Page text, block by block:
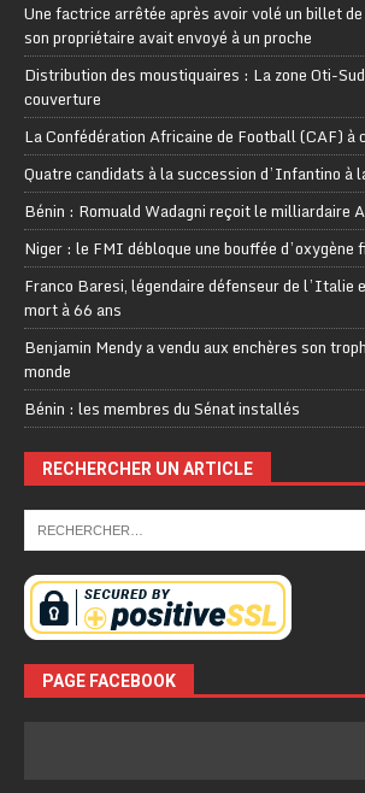
Une factrice arrêtée après avoir volé un billet
son propriétaire avait envoyé à un proche
Distribution des moustiquaires : La zone Oti-
couverture
La Confédération Africaine de Football (CAF)
Quatre candidats à la succession d’Infantino à
Bénin : Romuald Wadagni reçoit le milliardaire
Niger : le FMI débloque une bouffée d’oxygène
Franco Baresi, légendaire défenseur de l’Italie
mort à 66 ans
Benjamin Mendy a vendu aux enchères son
monde
Bénin : les membres du Sénat installés
RECHERCHER UN ARTICLE
PAGE FACEBOOK